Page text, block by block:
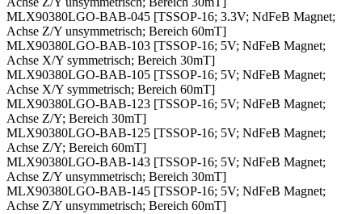
MLX90380LGO-BAB-045 [TSSOP-16; 3.3V; NdFeB Magnet;
Achse Z/Y unsymmetrisch; Bereich 60mT]
MLX90380LGO-BAB-103 [TSSOP-16; 5V; NdFeB Magnet;
Achse X/Y symmetrisch; Bereich 30mT]
MLX90380LGO-BAB-105 [TSSOP-16; 5V; NdFeB Magnet;
Achse X/Y symmetrisch; Bereich 60mT]
MLX90380LGO-BAB-123 [TSSOP-16; 5V; NdFeB Magnet;
Achse Z/Y; Bereich 30mT]
MLX90380LGO-BAB-125 [TSSOP-16; 5V; NdFeB Magnet;
Achse Z/Y; Bereich 60mT]
MLX90380LGO-BAB-143 [TSSOP-16; 5V; NdFeB Magnet;
Achse Z/Y unsymmetrisch; Bereich 30mT]
MLX90380LGO-BAB-145 [TSSOP-16; 5V; NdFeB Magnet;
Achse Z/Y unsymmetrisch; Bereich 60mT]